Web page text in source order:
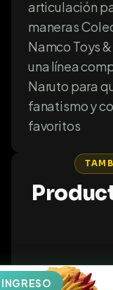
articulación
maneras
Namco Toys
una línea
Naruto para
fanatismo y
favoritos